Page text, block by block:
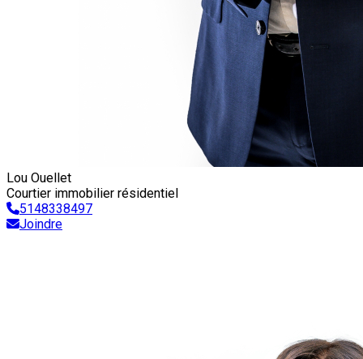
Lou Ouellet
Courtier immobilier résidentiel
5148338497
Joindre